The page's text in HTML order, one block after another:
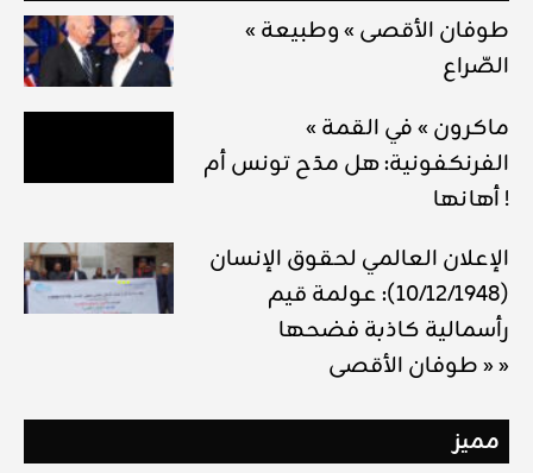
« طوفان الأقصى » وطبيعة
الصّراع
« ماكرون » في القمة
الفرنكفونية: هل مدَح تونس أم
أهانها !
الإعلان العالمي لحقوق الإنسان
(10/12/1948): عولمة قيم
رأسمالية كاذبة فضحها
« طوفان الأقصى »
مميز